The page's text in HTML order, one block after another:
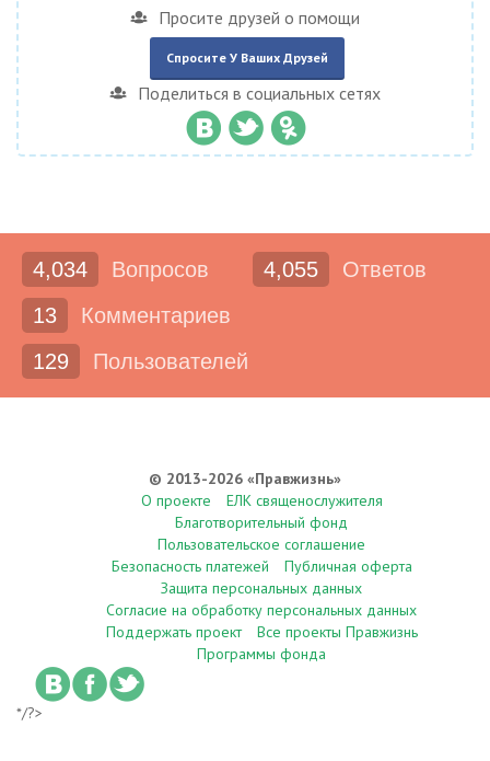
Просите друзей о помощи
Спросите У Ваших Друзей
Поделиться в социальных сетях
4,034 Вопросов 4,055
Ответов
13
Комментариев
129
Пользователей
© 2013-2026 «Правжизнь»
О проекте
ЕЛК священослужителя
Благотворительный фонд
Пользовательское соглашение
Безопасность платежей
Публичная оферта
Защита персональных данных
Согласие на обработку персональных данных
Поддержать проект
Все проекты Правжизнь
Программы фонда
*/?>